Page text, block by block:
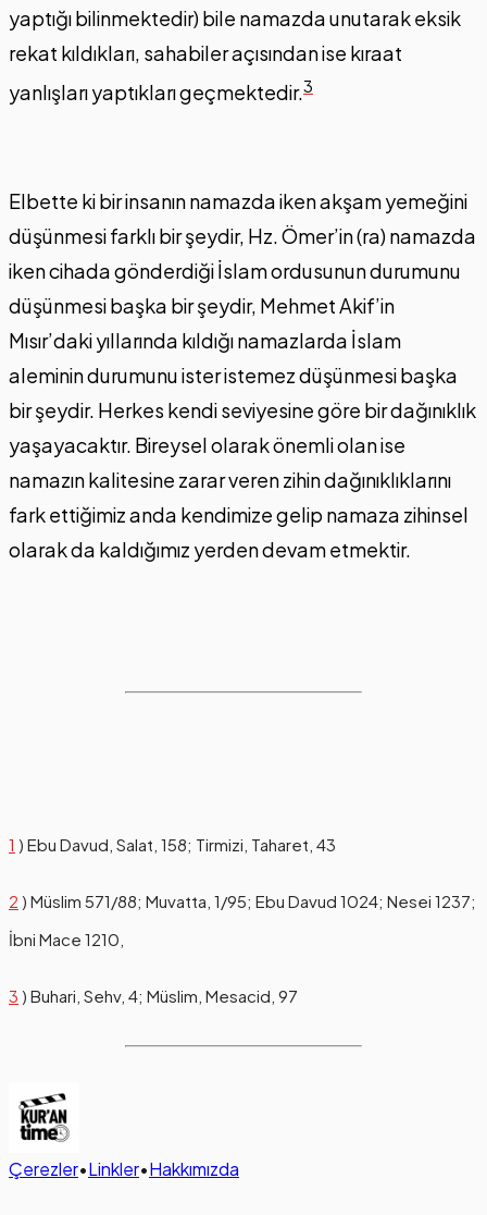
yaptığı bilinmektedir) bile namazda unutarak eksik
rekat kıldıkları, sahabiler açısından ise kıraat
yanlışları yaptıkları geçmektedir.3
Elbette ki bir insanın namazda iken akşam yemeğini
düşünmesi farklı bir şeydir, Hz. Ömer’in (ra) namazda
iken cihada gönderdiği İslam ordusunun durumunu
düşünmesi başka bir şeydir, Mehmet Akif’in
Mısır’daki yıllarında kıldığı namazlarda İslam
aleminin durumunu ister istemez düşünmesi başka
bir şeydir. Herkes kendi seviyesine göre bir dağınıklık
yaşayacaktır. Bireysel olarak önemli olan ise
namazın kalitesine zarar veren zihin dağınıklıklarını
fark ettiğimiz anda kendimize gelip namaza zihinsel
olarak da kaldığımız yerden devam etmektir.
1 ) Ebu Davud, Salat, 158; Tirmizi, Taharet, 43
2 ) Müslim 571/88; Muvatta, 1/95; Ebu Davud 1024; Nesei 1237;
İbni Mace 1210,
3 ) Buhari, Sehv, 4; Müslim, Mesacid, 97
Çerezler•Linkler•Hakkımızda